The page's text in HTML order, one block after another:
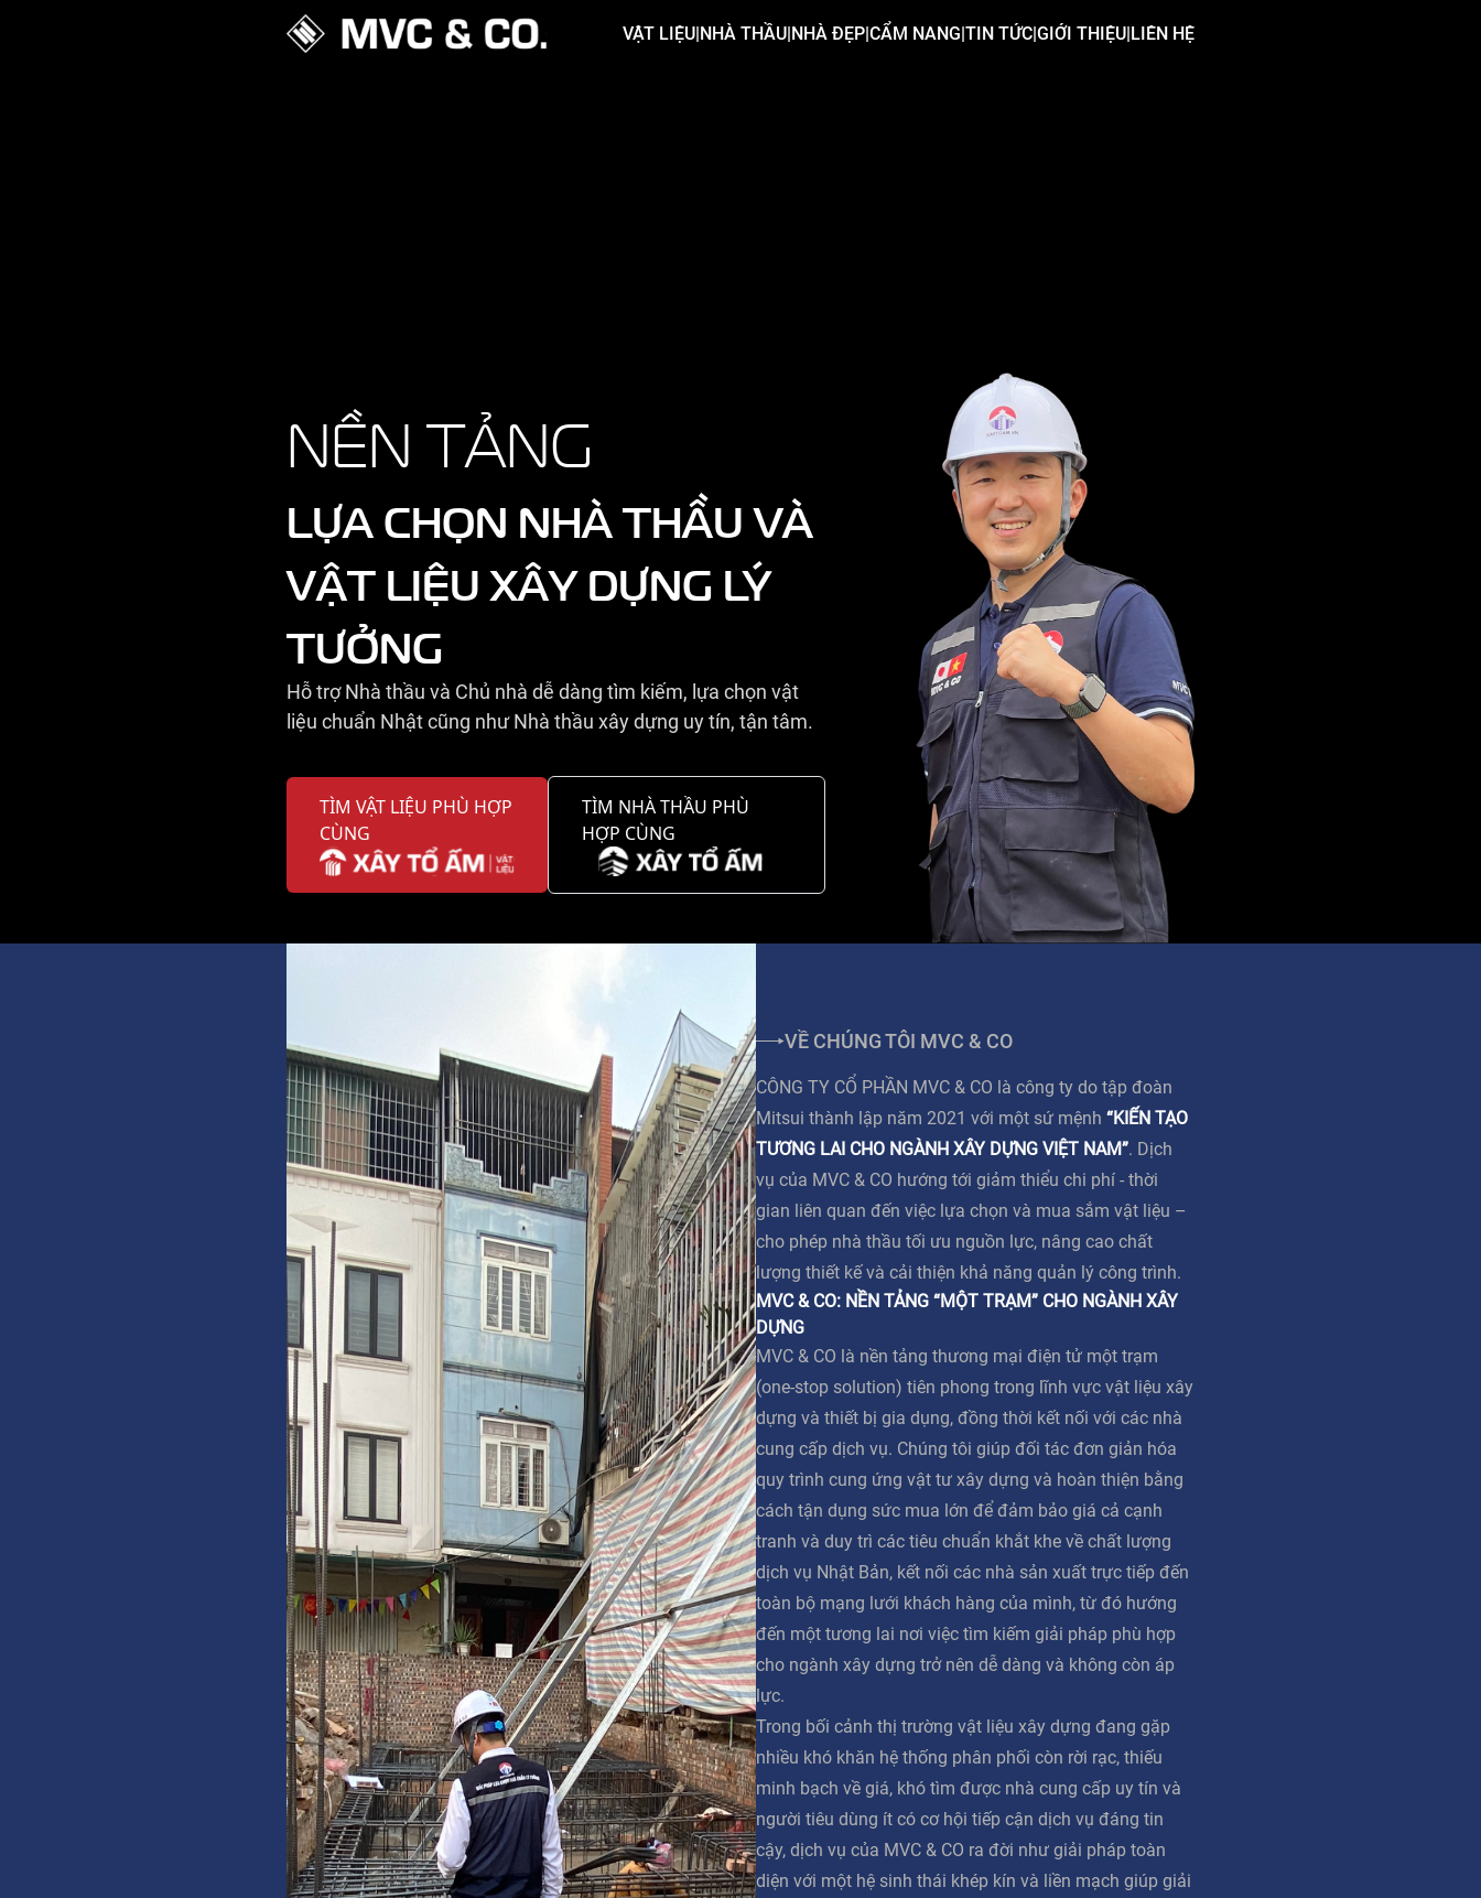
VẬT LIỆU|NHÀ THẦU|NHÀ ĐẸP|CẨM NANG|TIN TỨC|GIỚI THIỆU|LIÊN HỆ
NỀN TẢNG
LỰA CHỌN NHÀ THẦU VÀ
VẬT LIỆU XÂY DỰNG LÝ
TƯỞNG
Hỗ trợ Nhà thầu và Chủ nhà dễ dàng tìm kiếm, lựa chọn vật
liệu chuẩn Nhật cũng như Nhà thầu xây dựng uy tín, tận tâm.
TÌM VẬT LIỆU PHÙ HỢP
CÙNG
TÌM NHÀ THẦU PHÙ
HỢP CÙNG
VỀ CHÚNG TÔI MVC & CO
CÔNG TY CỔ PHẦN MVC & CO là công ty do tập đoàn
Mitsui thành lập năm 2021 với một sứ mệnh “KIẾN TẠO
TƯƠNG LAI CHO NGÀNH XÂY DỰNG VIỆT NAM”. Dịch
vụ của MVC & CO hướng tới giảm thiểu chi phí - thời
gian liên quan đến việc lựa chọn và mua sắm vật liệu –
cho phép nhà thầu tối ưu nguồn lực, nâng cao chất
lượng thiết kế và cải thiện khả năng quản lý công trình.
MVC & CO: NỀN TẢNG “MỘT TRẠM” CHO NGÀNH XÂY
DỰNG
MVC & CO là nền tảng thương mại điện tử một trạm
(one-stop solution) tiên phong trong lĩnh vực vật liệu xây
dựng và thiết bị gia dụng, đồng thời kết nối với các nhà
cung cấp dịch vụ. Chúng tôi giúp đối tác đơn giản hóa
quy trình cung ứng vật tư xây dựng và hoàn thiện bằng
cách tận dụng sức mua lớn để đảm bảo giá cả cạnh
tranh và duy trì các tiêu chuẩn khắt khe về chất lượng
dịch vụ Nhật Bản, kết nối các nhà sản xuất trực tiếp đến
toàn bộ mạng lưới khách hàng của mình, từ đó hướng
đến một tương lai nơi việc tìm kiếm giải pháp phù hợp
cho ngành xây dựng trở nên dễ dàng và không còn áp
lực.
Trong bối cảnh thị trường vật liệu xây dựng đang gặp
nhiều khó khăn hệ thống phân phối còn rời rạc, thiếu
minh bạch về giá, khó tìm được nhà cung cấp uy tín và
người tiêu dùng ít có cơ hội tiếp cận dịch vụ đáng tin
cậy, dịch vụ của MVC & CO ra đời như giải pháp toàn
diện với một hệ sinh thái khép kín và liền mạch giúp giải